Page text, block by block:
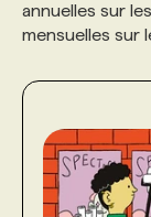
annuelles sur
mensuelles sur